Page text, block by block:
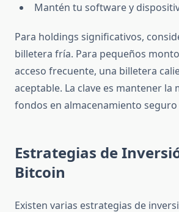
Mantén tu software y
Para holdings significativos,
billetera fría. Para pequeños
acceso frecuente, una billetera
aceptable. La clave es mantener la
fondos en almacenamiento
Estrategias de
Bitcoin
Existen varias estrategias de